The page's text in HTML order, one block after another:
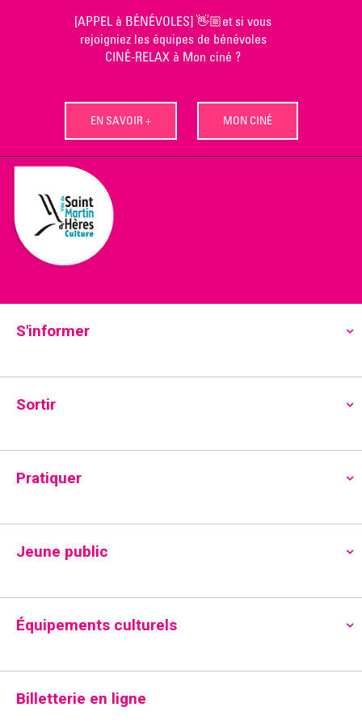
[APPEL à BÉNÉVOLES] 👋🏼et si vous
rejoigniez les équipes de bénévoles
CINÉ-RELAX à Mon ciné ?
EN SAVOIR + MON CINÉ
S'informer
Sortir
Pratiquer
Jeune public
Équipements culturels
Billetterie en ligne
Accueil»Pratiquer»Lecture»CLUB DE LECTURE –
Médiathèque Péri > Mardis d’octobre à juin
CLUB DE LECTURE –